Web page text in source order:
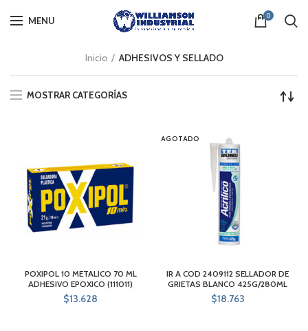
MENU 0
Inicio ADHESIVOS Y SELLADO
MOSTRAR CATEGORÍAS
POXIPOL 10 METALICO 70 ML
ADHESIVO EPOXICO (111011)
$13.628
AGOTADO
IR A COD 2409112 SELLADOR DE
GRIETAS BLANCO 425G/280ML
$18.763